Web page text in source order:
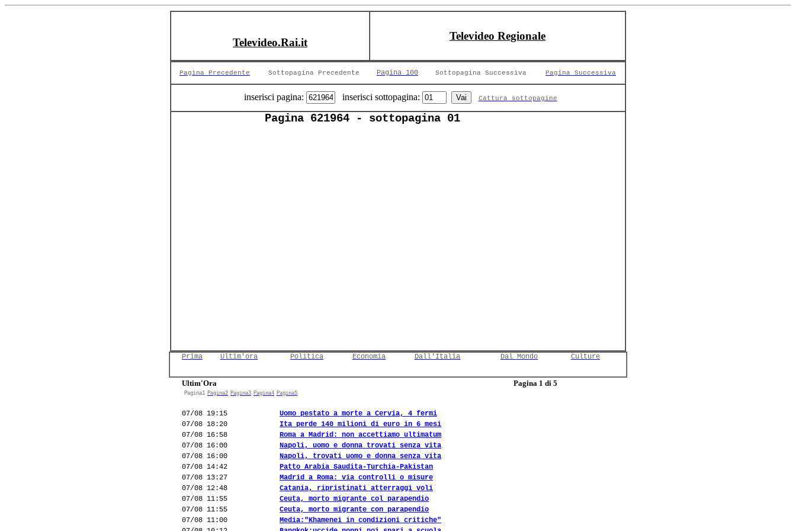
Televideo.Rai.it
Televideo Regionale
Pagina Precedente Sottopagina Precedente Pagina 100 Sottopagina Successiva Pagina Successiva
inserisci pagina: inserisci sottopagina: Cattura sottopagine
Pagina 621964 - sottopagina 01
Prima Ultim'ora Politica Economia Dall'Italia Dal Mondo Culture
Ultim'Ora Pagina 1 di 5
Pagina1 Pagina2 Pagina3 Pagina4 Pagina5
07/08 19:15
Uomo pestato a morte a Cervia, 4 fermi
07/08 18:20
Ita perde 140 milioni di euro in 6 mesi
07/08 16:58
Roma a Madrid: non accettiamo ultimatum
07/08 16:00
Napoli, uomo e donna trovati senza vita
07/08 16:00
Napoli, trovati uomo e donna senza vita
07/08 14:42
Patto Arabia Saudita-Turchia-Pakistan
07/08 13:27
Madrid a Roma: via controlli o misure
07/08 12:48
Catania, ripristinati atterraggi voli
07/08 11:55
Ceuta, morto migrante col parapendio
07/08 11:55
Ceuta, morto migrante con parapendio
07/08 11:00
Media:"Khamenei in condizioni critiche"